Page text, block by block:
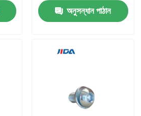
অনুসন্ধান পাঠান